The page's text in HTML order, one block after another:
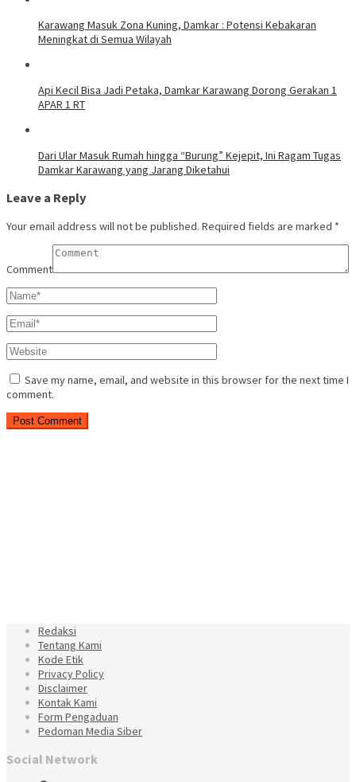
Karawang Masuk Zona Kuning, Damkar : Potensi Kebakaran
Meningkat di Semua Wilayah
Api Kecil Bisa Jadi Petaka, Damkar Karawang Dorong Gerakan 1
APAR 1 RT
Dari Ular Masuk Rumah hingga “Burung” Kejepit, Ini Ragam Tugas
Damkar Karawang yang Jarang Diketahui
Leave a Reply
Your email address will not be published. Required fields are marked *
Comment
Save my name, email, and website in this browser for the next time I
comment.
Redaksi
Tentang Kami
Kode Etik
Privacy Policy
Disclaimer
Kontak Kami
Form Pengaduan
Pedoman Media Siber
Social Network